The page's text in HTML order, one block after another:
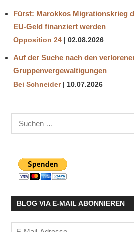
Fürst: Marokkos Migrationskrieg
EU-Geld finanziert werden
Opposition 24 02.08.2026
Auf der Suche nach den
Gruppenvergewaltigungen
Bei Schneider 10.07.2026
Suchen
nach:
BLOG VIA E-MAIL ABONNIEREN
E-